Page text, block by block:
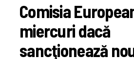
Comisia
miercuri dacă
sancţionează